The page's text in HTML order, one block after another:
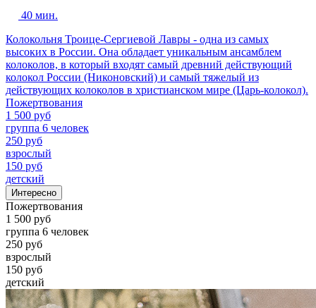
40 мин.
Колокольня Троице-Сергиевой Лавры - одна из самых
высоких в России. Она обладает уникальным ансамблем
колоколов, в который входят самый древний действующий
колокол России (Никоновский) и самый тяжелый из
действующих колоколов в христианском мире (Царь-колокол).
Пожертвования
1 500 руб
группа 6 человек
250 руб
взрослый
150 руб
детский
Интересно
Пожертвования
1 500 руб
группа 6 человек
250 руб
взрослый
150 руб
детский